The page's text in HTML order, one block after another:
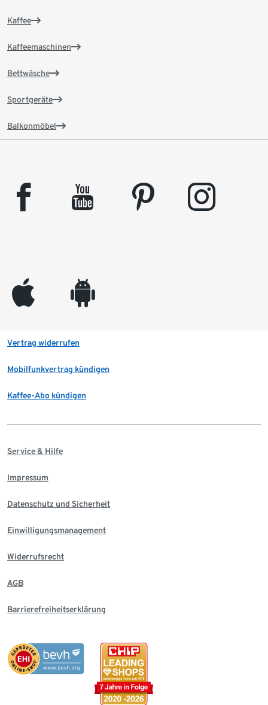
Kaffee
Kaffeemaschinen
Bettwäsche
Sportgeräte
Balkonmöbel
facebook youtube pinterest instagram
appleinc android
Vertrag widerrufen
Mobilfunkvertrag kündigen
Kaffee-Abo kündigen
Service & Hilfe
Impressum
Datenschutz und Sicherheit
Einwilligungsmanagement
Widerrufsrecht
AGB
Barrierefreiheitserklärung